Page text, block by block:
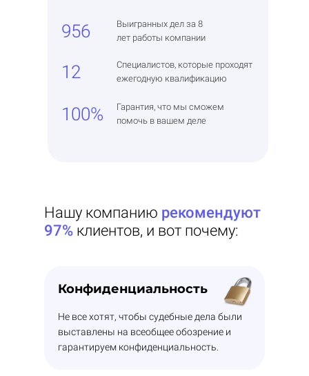
956
Выигранных дел за 8
лет работы компании
12
Специалистов, которые проходят
ежегодную квалификацию
100%
Гарантия, что мы сможем
помочь в вашем деле
Нашу компанию рекомендуют
97% клиентов, и вот почему:
Конфиденциальность
Не все хотят, чтобы судебные дела были
выставлены на всеобщее обозрение и
гарантируем конфиденциальность.